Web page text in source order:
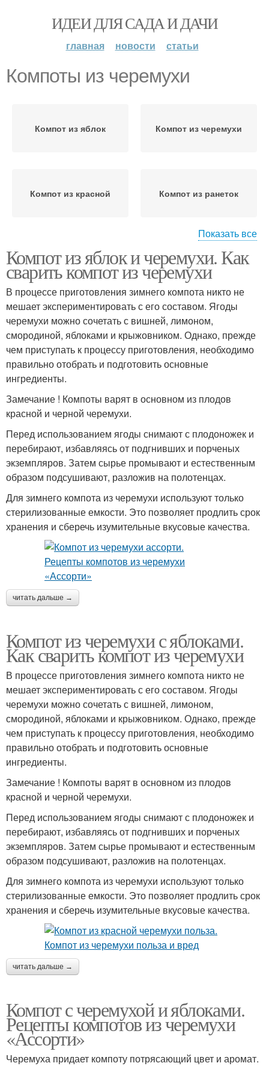
ИДЕИ ДЛЯ САДА И ДАЧИ
главная новости статьи
Компоты из черемухи
Компот из яблок Компот из черемухи
Компот из красной Компот из ранеток
Черемухи на зиму Вкусный компот
Блюда из черемухи Рецепты из черемухи
Показать все
Компот из яблок и черемухи. Как
сварить компот из черемухи
В процессе приготовления зимнего компота никто не
мешает экспериментировать с его составом. Ягоды
черемухи можно сочетать с вишней, лимоном,
смородиной, яблоками и крыжовником. Однако, прежде
чем приступать к процессу приготовления, необходимо
правильно отобрать и подготовить основные
ингредиенты.
Замечание ! Компоты варят в основном из плодов
красной и черной черемухи.
Перед использованием ягоды снимают с плодоножек и
перебирают, избавляясь от подгнивших и порченых
экземпляров. Затем сырье промывают и естественным
образом подсушивают, разложив на полотенцах.
Для зимнего компота из черемухи используют только
стерилизованные емкости. Это позволяет продлить срок
хранения и сберечь изумительные вкусовые качества.
читать дальше →
Компот из черемухи с яблоками.
Как сварить компот из черемухи
В процессе приготовления зимнего компота никто не
мешает экспериментировать с его составом. Ягоды
черемухи можно сочетать с вишней, лимоном,
смородиной, яблоками и крыжовником. Однако, прежде
чем приступать к процессу приготовления, необходимо
правильно отобрать и подготовить основные
ингредиенты.
Замечание ! Компоты варят в основном из плодов
красной и черной черемухи.
Перед использованием ягоды снимают с плодоножек и
перебирают, избавляясь от подгнивших и порченых
экземпляров. Затем сырье промывают и естественным
образом подсушивают, разложив на полотенцах.
Для зимнего компота из черемухи используют только
стерилизованные емкости. Это позволяет продлить срок
хранения и сберечь изумительные вкусовые качества.
читать дальше →
Компот с черемухой и яблоками.
Рецепты компотов из черемухи
«Ассорти»
Черемуха придает компоту потрясающий цвет и аромат.